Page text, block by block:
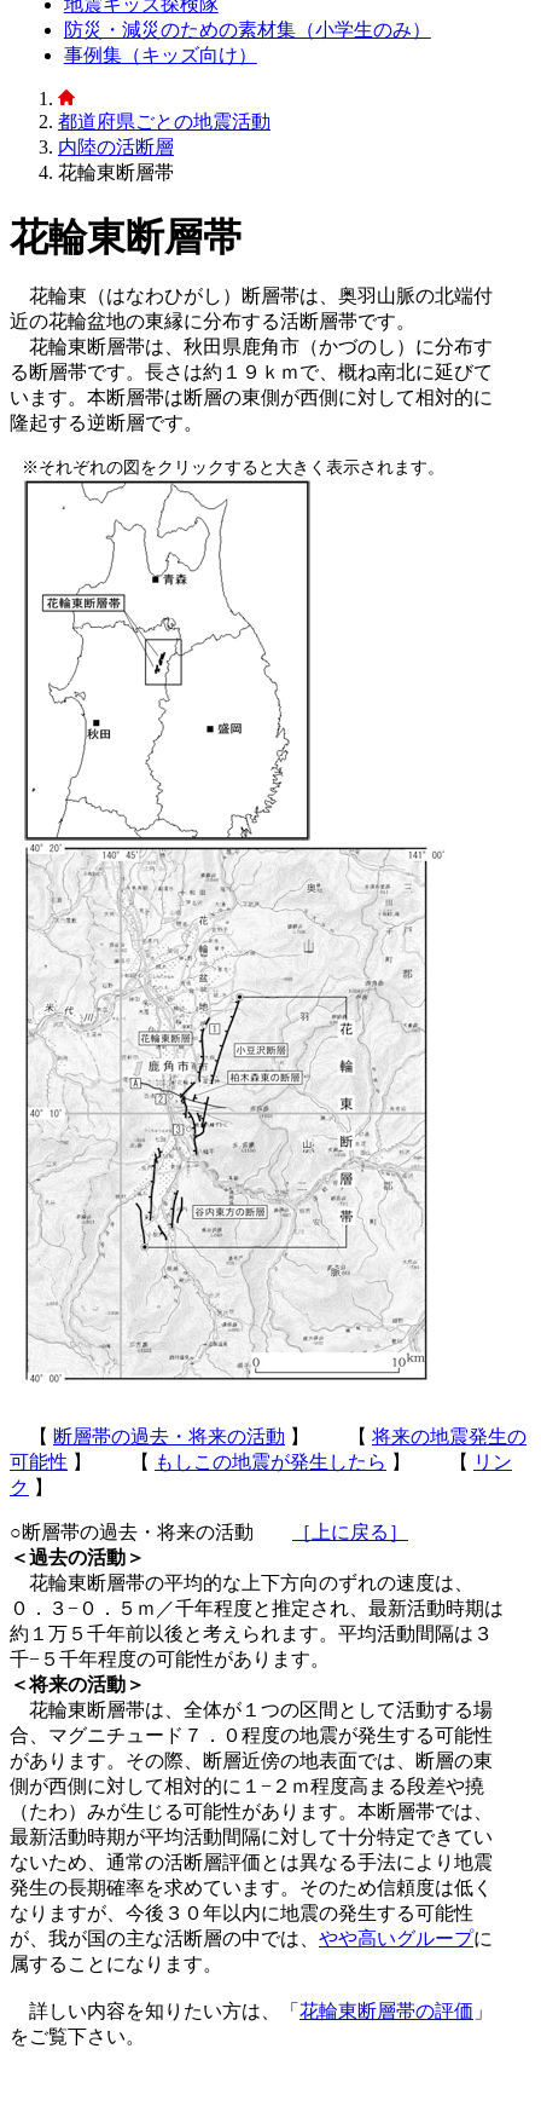
地震キッズ探検隊
防災・減災のための素材集（小学生のみ）
事例集（キッズ向け）
都道府県ごとの地震活動
内陸の活断層
花輪東断層帯
花輪東断層帯
花輪東（はなわひがし）断層帯は、奥羽山脈の北端付
近の花輪盆地の東縁に分布する活断層帯です。
花輪東断層帯は、秋田県鹿角市（かづのし）に分布す
る断層帯です。長さは約１９ｋｍで、概ね南北に延びて
います。本断層帯は断層の東側が西側に対して相対的に
隆起する逆断層です。
※それぞれの図をクリックすると大きく表示されます。
【 断層帯の過去・将来の活動 】 【 将来の地震発生の
可能性 】 【 もしこの地震が発生したら 】 【 リン
ク 】
○断層帯の過去・将来の活動
［上に戻る］
＜過去の活動＞
花輪東断層帯の平均的な上下方向のずれの速度は、
０．３−０．５ｍ／千年程度と推定され、最新活動時期は
約１万５千年前以後と考えられます。平均活動間隔は３
千−５千年程度の可能性があります。
＜将来の活動＞
花輪東断層帯は、全体が１つの区間として活動する場
合、マグニチュード７．０程度の地震が発生する可能性
があります。その際、断層近傍の地表面では、断層の東
側が西側に対して相対的に１−２ｍ程度高まる段差や撓
（たわ）みが生じる可能性があります。本断層帯では、
最新活動時期が平均活動間隔に対して十分特定できてい
ないため、通常の活断層評価とは異なる手法により地震
発生の長期確率を求めています。そのため信頼度は低く
なりますが、今後３０年以内に地震の発生する可能性
が、我が国の主な活断層の中では、 やや高いグループに
属することになります。
詳しい内容を知りたい方は、「 花輪東断層帯の評価 」
をご覧下さい。